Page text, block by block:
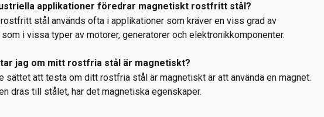
applikationer föredrar magnetiskt rostfritt stål?
stål används ofta i applikationer som kräver en viss grad av
i vissa typer av motorer, generatorer och elektronikkomponenter.
jag om mitt rostfria stål är magnetiskt?
sättet att testa om ditt rostfria stål är magnetiskt är att använda en magnet.
dras till stålet, har det magnetiska egenskaper.